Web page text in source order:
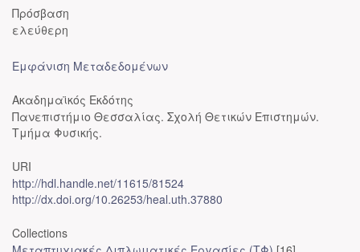
Πρόσβαση
ελεύθερη
Εμφάνιση Μεταδεδομένων
Ακαδημαϊκός Εκδότης
Πανεπιστήμιο Θεσσαλίας. Σχολή Θετικών Επιστημών.
Τμήμα Φυσικής.
URI
http://hdl.handle.net/11615/81524
http://dx.doi.org/10.26253/heal.uth.37880
Collections